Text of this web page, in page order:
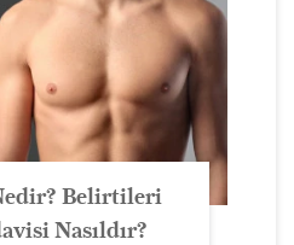
Belirtileri
Nasıldır?